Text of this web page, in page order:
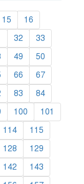
15
16
32
33
49
50
66
67
83
84
100
101
114
115
128
129
142
143